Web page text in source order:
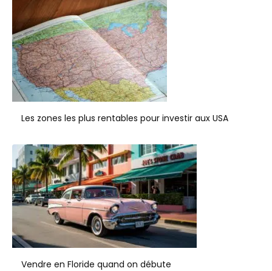
Les zones les plus rentables pour investir aux USA
Vendre en Floride quand on débute